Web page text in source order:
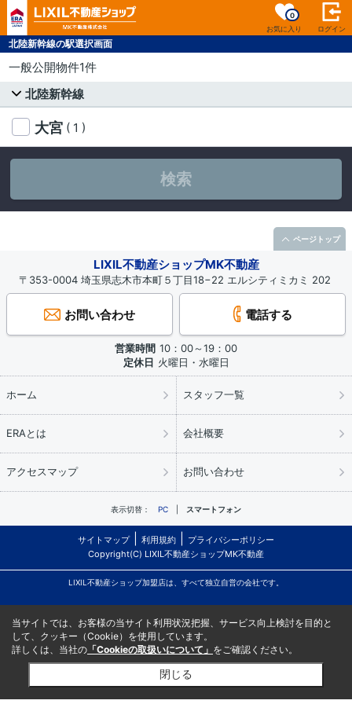
お気に入り
0
ログイン
北陸新幹線の駅選択画面
一般公開物件1件
北陸新幹線
大宮 ( 1 )
検索
LIXIL不動産ショップMK不動産
〒353-0004 埼玉県志木市本町５丁目18−22 エルシティミカミ 202
お問い合わせ 電話する
営業時間 10：00～19：00
定休日 火曜日・水曜日
ホーム スタッフ一覧
ERAとは 会社概要
アクセスマップ お問い合わせ
表示切替： PC スマートフォン
サイトマップ 利用規約
プライバシーポリシー
Copyright(C) LIXIL不動産ショップMK不動産
LIXIL不動産ショップ加盟店は、すべて独立自営の会社です。
ページトップ
当サイトでは、お客様の当サイト利用状況把握、サービス向上検討を目的と
して、クッキー（Cookie）を使用しています。
詳しくは、当社の 「Cookieの取扱いについて」 をご確認ください。
閉じる